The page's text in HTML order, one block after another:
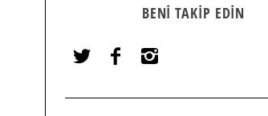
BENI TAKIP EDIN